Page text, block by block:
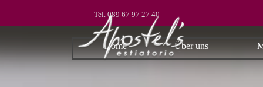
Home Über uns
Tel. 089 67 97 27 40